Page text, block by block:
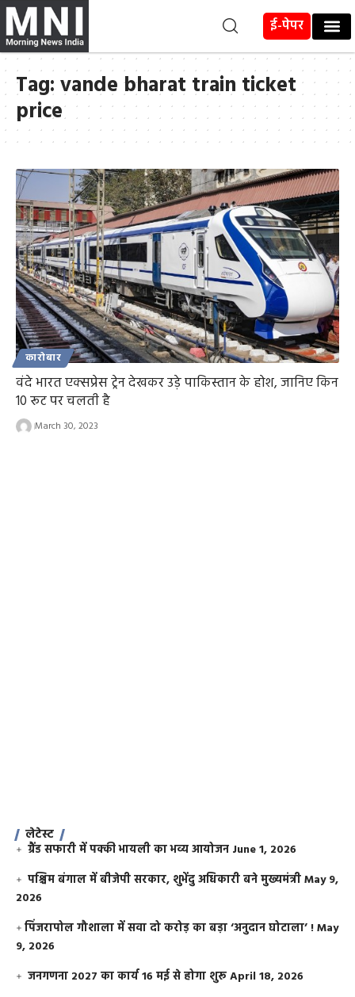
ई-पेपर
Tag:vande bharat train ticket
price
कारोबार
वंदे भारत एक्सप्रेस ट्रेन देखकर उड़े पाकिस्तान के होश, जानिए किन
10 रूट पर चलती है
March 30, 2023
लेटेस्ट
ग्रैंड सफारी में पक्की भायली का भव्य आयोजन June 1, 2026
पश्चिम बंगाल में बीजेपी सरकार, शुभेंदु अधिकारी बने मुख्यमंत्रीMay 9,
2026
​पिंजरापोल गौशाला में सवा दो करोड़ का बड़ा ‘अनुदान घोटाला’ !May
9, 2026
जनगणना 2027 का कार्य 16 मई से होगा शुरूApril 18, 2026